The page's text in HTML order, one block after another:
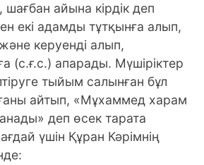
шағбан айына кірдік деп
екі адамды тұтқынға алып,
керуенді алып,
(с.ғ.с.) апарады. Мүшіріктер
тыйым салынған бұл
айтып, «Мұхаммед харам
деп өсек тарата
үшін Құран Кәрімнің